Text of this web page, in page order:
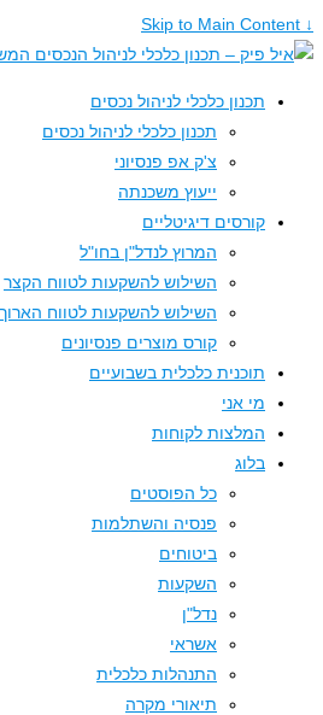
תכנון כלכלי לניהול נכסים
תכנון כלכלי לניהול נכסים
צ'ק אפ פנסיוני
ייעוץ משכנתה
קורסים דיגיטליים
המרוץ לנדל"ן בחו"ל
השילוש להשקעות לטווח הקצר
השילוש להשקעות לטווח הארוך
קורס מוצרים פנסיונים
תוכנית כלכלית בשבועיים
מי אני
המלצות לקוחות
בלוג
כל הפוסטים
פנסיה והשתלמות
ביטוחים
השקעות
נדל"ן
אשראי
התנהלות כלכלית
תיאורי מקרה